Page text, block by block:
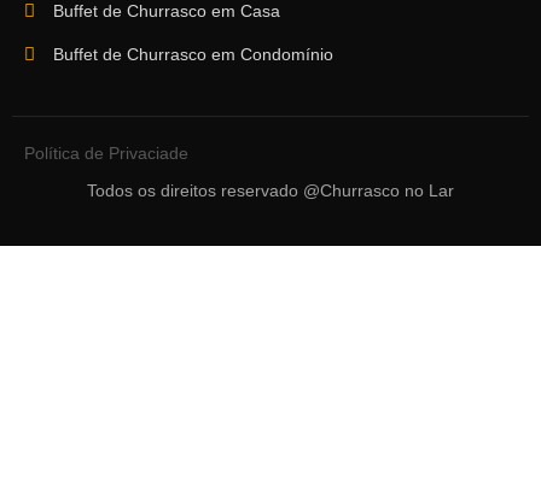
Buffet de Churrasco em Casa
Buffet de Churrasco em Condomínio
Política de Privaciade
Todos os direitos reservado @Churrasco no Lar